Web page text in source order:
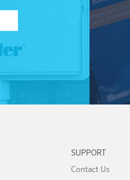
SUPPORT
Contact Us